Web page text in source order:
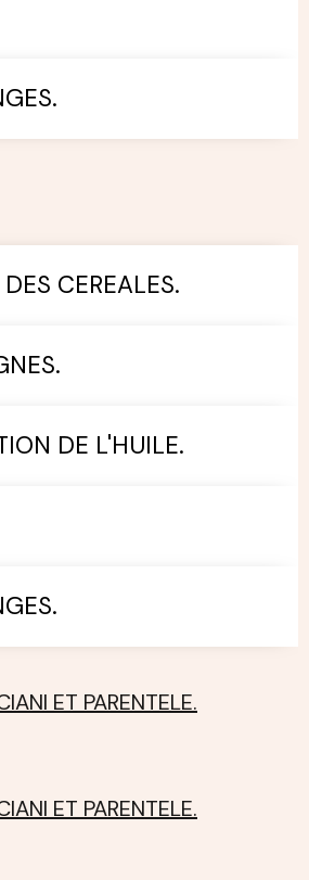
CEREALES.
DE L'HUILE.
ET PARENTELE.
ET PARENTELE.